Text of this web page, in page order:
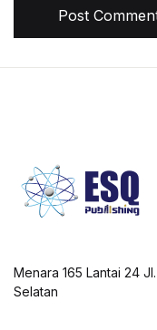
Post
Menara 165 Lantai 24
Selatan